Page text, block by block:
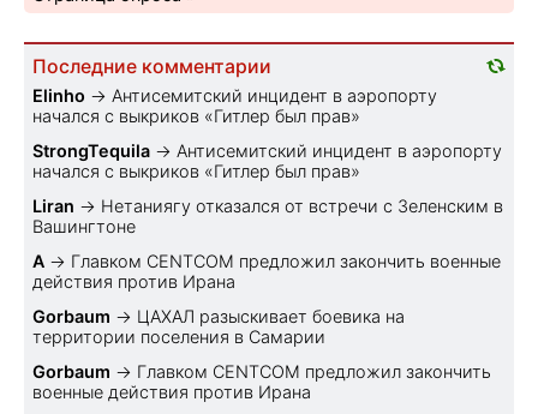
Последние комментарии
Elinho → Антисемитский инцидент в аэропорту
начался с выкриков «Гитлер был прав»
StrongTequila → Антисемитский инцидент в аэропорту
начался с выкриков «Гитлер был прав»
Liran → Нетаниягу отказался от встречи с Зеленским в
Вашингтоне
A → Главком CENTCOM предложил закончить военные
действия против Ирана
Gorbaum → ЦАХАЛ разыскивает боевика на
территории поселения в Самарии
Gorbaum → Главком CENTCOM предложил закончить
военные действия против Ирана